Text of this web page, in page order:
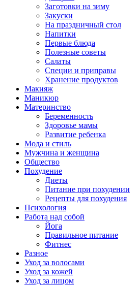
Заготовки на зиму
Закуски
На праздничный стол
Напитки
Первые блюда
Полезные советы
Салаты
Специи и приправы
Хранение продуктов
Макияж
Маникюр
Материнство
Беременность
Здоровье мамы
Развитие ребенка
Мода и стиль
Мужчина и женщина
Общество
Похудение
Диеты
Питание при похудении
Рецепты для похудения
Психология
Работа над собой
Йога
Правильное питание
Фитнес
Разное
Уход за волосами
Уход за кожей
Уход за лицом